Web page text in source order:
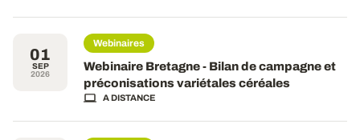
01
SEP
2026
Webinaires
Webinaire Bretagne - Bilan de campagne et
préconisations variétales céréales
A DISTANCE